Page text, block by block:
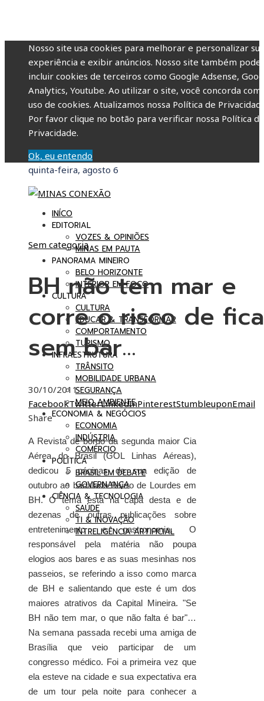
Nosso site usa cookies para melhorar e personalizar sua
experiência e exibir anúncios. Nosso site também pode
incluir cookies de terceiros como Google Adsense,
Analytics, Youtube. Ao utilizar o site, você concorda com
uso de cookies. Atualizamos nossa Política de
Por favor clique no botão para verificar nossa Política de
Privacidade.
Ok, eu entendo
quinta-feira, agosto 6
INÍCO
EDITORIAL
VOZES & OPINIÕES
MINAS EM PAUTA
PANORAMA MINEIRO
BELO HORIZONTE
INTERIOR EM FOCO
CULTURA
CULTURA
EDUCAR & TRANSFORMAR
COMPORTAMENTO
TURISMO
INFRAESTRUTURA
TRÂNSITO
MOBILIDADE URBANA
SEGURANÇA
MEIO AMBIENTE
ECONOMIA & NEGÓCIOS
ECONOMIA
INDÚSTRIA
COMÉRCIO
POLÍTICA
BRASIL EM DEBATE
GOVERNANÇA
CIÊNCIA & TECNOLOGIA
SAÚDE
TI & INOVAÇÃO
INTRELIGÊNCIA ARTIFICIAL
Sem categoria
BH não tem mar e
corre o risco de
sem bar…
30/10/2011
FacebookTwitterLinkedInPinterestStumbleuponEmail
Share
A Revista de bordo da segunda maior Cia
Aérea do Brasil (GOL Linhas Aéreas),
dedicou 5 páginas de sua edição de
outubro ao badalado Bairro de Lourdes em
BH. O tema está na capa desta e de
dezenas de outras publicações sobre
entretenimento e gastronomia. O
responsável pela matéria não poupa
elogios aos bares e as suas mesinhas nos
passeios, se referindo a isso como marca
de BH e salientando que este é um dos
maiores atrativos da Capital Mineira. "Se
BH não tem mar, o que não falta é bar"…
Na semana passada recebi uma amiga de
Brasília que veio participar de um
congresso médico. Foi a primeira vez que
ela esteve na cidade e sua expectativa era
de um tour pela noite para conhecer a